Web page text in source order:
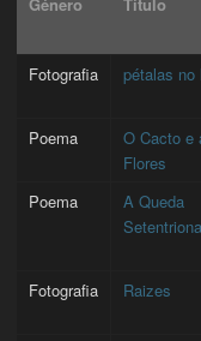
Fotografia
pétalas no
Poema
O Cacto e
Flores
Poema
A Queda
Fotografia Raizes